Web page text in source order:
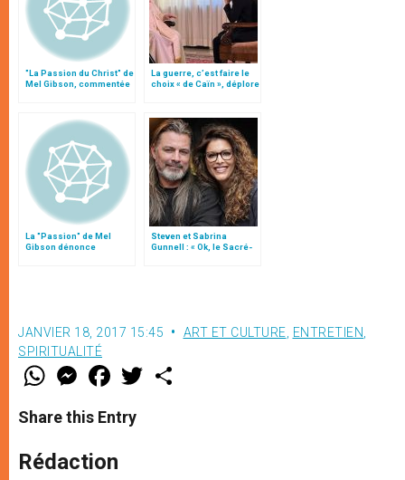
"La Passion du Christ" de
Mel Gibson, commentée
La guerre, c’est faire le
choix « de Caïn », déplore
La "Passion" de Mel
Gibson dénonce
Steven et Sabrina
Gunnell : « Ok, le Sacré-
JANVIER 18, 2017 15:45 ART ET CULTURE ENTRETIEN
SPIRITUALITÉ
W
t
s
p
p
M
e
s
e
g
e
F
a
e
b
o
k
w
Share this Entry
Rédaction